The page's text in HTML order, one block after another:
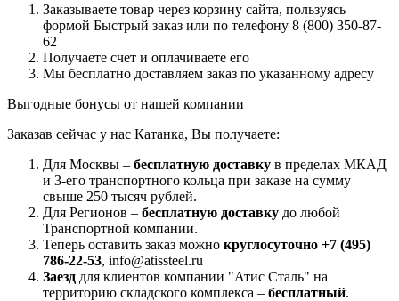
Заказываете товар через корзину сайта, пользуясь
формой Быстрый заказ или по телефону 8 (800) 350-87-
62
Получаете счет и оплачиваете его
Мы бесплатно доставляем заказ по указанному адресу
Выгодные бонусы от нашей компании
Заказав сейчас у нас Катанка, Вы получаете:
Для Москвы – бесплатную доставку в пределах МКАД
и 3-его транспортного кольца при заказе на сумму
свыше 250 тысяч рублей.
Для Регионов – бесплатную доставку до любой
Транспортной компании.
Теперь оставить заказ можно круглосуточно +7 (495)
786-22-53, info@atissteel.ru
Заезд для клиентов компании "Атис Сталь" на
территорию складского комплекса – бесплатный.